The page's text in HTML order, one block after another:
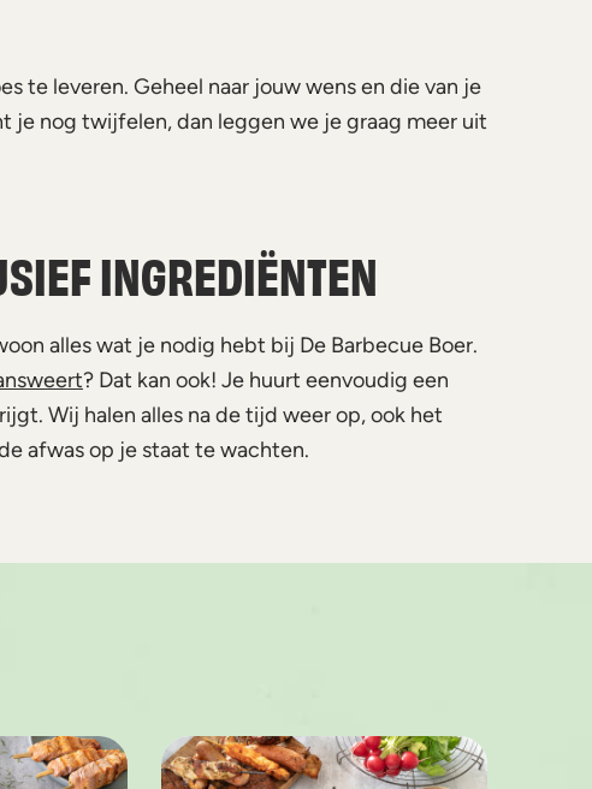
te leveren. Geheel naar jouw wens en die van je
je nog twijfelen, dan leggen we je graag meer uit
INGREDIËNTEN
alles wat je nodig hebt bij De Barbecue Boer.
? Dat kan ook! Je huurt eenvoudig een
Wij halen alles na de tijd weer op, ook het
afwas op je staat te wachten.